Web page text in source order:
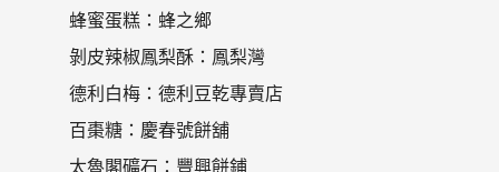
蜂蜜蛋糕：蜂之鄉
剝皮辣椒鳳梨酥：鳳梨灣
德利白梅：德利豆乾專賣店
百棗糖：慶春號餅舖
太魯閣礦石：豐興餅鋪